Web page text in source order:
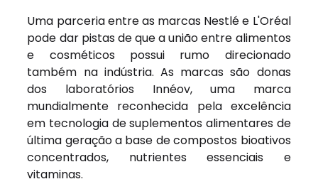
Uma parceria entre as marcas Nestlé e L'Oréal
pode dar pistas de que a união entre alimentos
e cosméticos possui rumo direcionado
também na indústria. As marcas são donas
dos laboratórios Innéov, uma marca
mundialmente reconhecida pela excelência
em tecnologia de suplementos alimentares de
última geração a base de compostos bioativos
concentrados, nutrientes essenciais e
vitaminas.